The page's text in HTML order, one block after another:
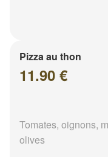
Pizza au thon
11.90 €
Tomates, oignons,
olives